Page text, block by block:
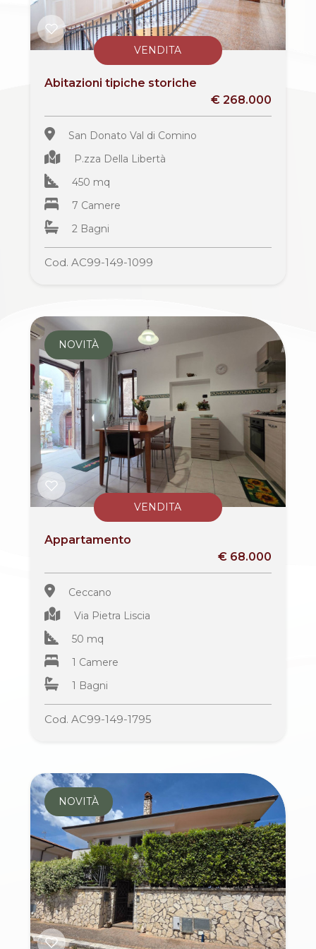
VENDITA
Abitazioni tipiche storiche
€ 268.000
San Donato Val di Comino
P.zza Della Libertà
450 mq
7 Camere
2 Bagni
Cod. AC99-149-1099
VENDITA
NOVITÀ
Appartamento
€ 68.000
Ceccano
Via Pietra Liscia
50 mq
1 Camere
1 Bagni
Cod. AC99-149-1795
NOVITÀ